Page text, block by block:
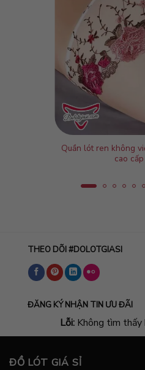
Quần lót ren không
cao
THEO DÕI #DOLOTGIASI
ĐĂNG KÝ NHẬN TIN ƯU ĐÃI
Lỗi:Không tìm thấy
ĐỒ LÓT GIÁ SỈ